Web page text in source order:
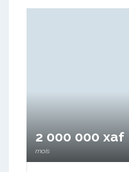
2 000 000 xaf
mois